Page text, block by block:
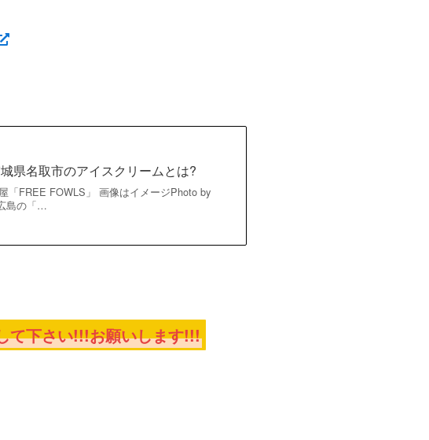
県名取市のアイスクリームとは?
「FREE FOWLS」 画像はイメージPhoto by
島の「…
て下さい!!!お願いします!!!